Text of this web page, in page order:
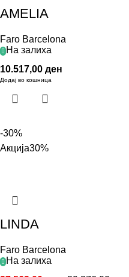
AMELIA
Faro Barcelona
На залиха
10.517,00 ден
Додај во кошница
-30%
Акција30%
LINDA
Faro Barcelona
На залиха